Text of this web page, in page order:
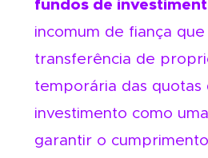
fundos de
incomum de fiança
transferência de
temporária das quotas
investimento como
garantir o